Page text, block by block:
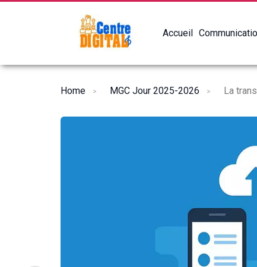
Accueil
Home MGC Jour 2025-2026 La